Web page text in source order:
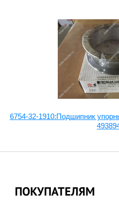
6754-32-1910:Подшипник
ПОКУПАТЕЛЯМ